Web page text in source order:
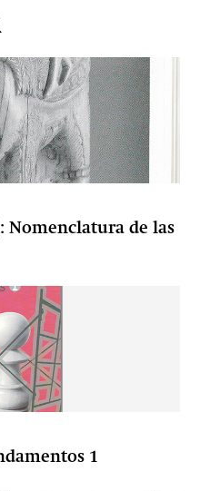
Nomenclatura de las
1